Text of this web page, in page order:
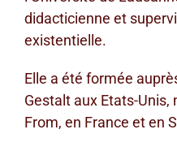
didacticienne et
existentielle.
Elle a été formée
Gestalt aux Etats-
From, en France et en